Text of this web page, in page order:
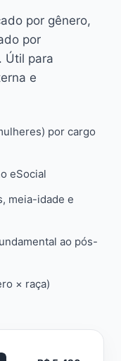
por gênero,
por
Útil para
e
por cargo
eSocial
meia-idade e
ao pós-
× raça)